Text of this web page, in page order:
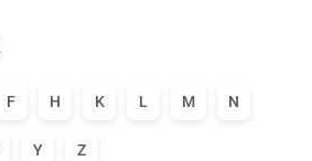
F H K L M N
Y Z